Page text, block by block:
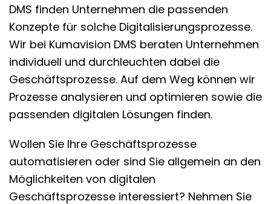
DMS finden Unternehmen die passenden
Konzepte für solche Digitalisierungsprozesse.
Wir bei Kumavision DMS beraten Unternehmen
individuell und durchleuchten dabei die
Geschäftsprozesse. Auf dem Weg können wir
Prozesse analysieren und optimieren sowie die
passenden digitalen Lösungen finden.
Wollen Sie Ihre Geschäftsprozesse
automatisieren oder sind Sie allgemein an den
Möglichkeiten von digitalen
Geschäftsprozesse interessiert? Nehmen Sie